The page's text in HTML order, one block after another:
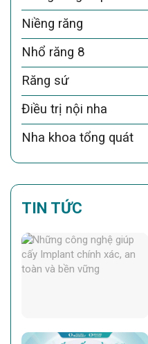
Niềng răng
Nhổ răng 8
Răng sứ
Điều trị nội nha
Nha khoa tổng quát
TIN TỨC